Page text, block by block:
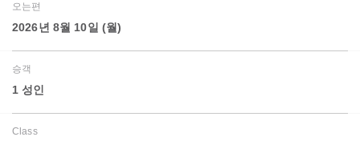
오는편
2026년 8월 10일 (월)
승객
1 성인
Class